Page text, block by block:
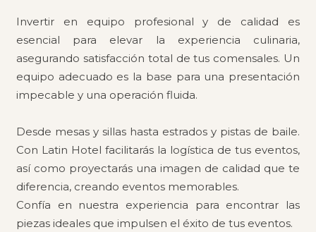
Invertir en equipo profesional y de calidad es
esencial para elevar la experiencia culinaria,
asegurando satisfacción total de tus comensales. Un
equipo adecuado es la base para una presentación
impecable y una operación fluida.
Desde mesas y sillas hasta estrados y pistas de baile.
Con Latin Hotel facilitarás la logística de tus eventos,
así como proyectarás una imagen de calidad que te
diferencia, creando eventos memorables.
Confía en nuestra experiencia para encontrar las
piezas ideales que impulsen el éxito de tus eventos.